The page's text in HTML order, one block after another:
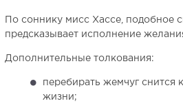
По соннику мисс Хассе, подобное
предсказывает исполнение
Дополнительные толкования:
перебирать жемчуг снится
жизни;